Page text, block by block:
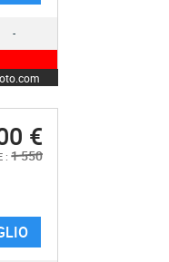
-
€
: 1 550